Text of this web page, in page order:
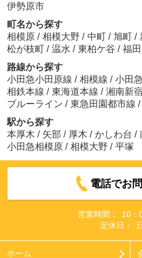
伊勢原市
町名から探す
相模原 / 相模大野 / 中町 / 旭町 /
松が枝町 / 温水 / 東柏ケ谷 / 福田
路線から探す
小田急小田原線 / 相模線 / 小田
相鉄本線 / 東海道本線 / 湘南新
ブルーライン / 東急田園都市線 /
駅から探す
本厚木 / 矢部 / 厚木 / かしわ台 /
小田急相模原 / 相模大野 / 平塚
電話でお
営業時間：
10：
定休日：
ホーム